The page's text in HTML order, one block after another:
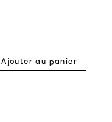
Ajouter au panier